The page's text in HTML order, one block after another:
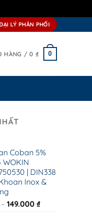
LÝ PHÂN PHỐI
HÀNG /0 ₫ 0
Coban 5%
WOKIN
| DIN338
Inox &
– 149.000 ₫Khoảng